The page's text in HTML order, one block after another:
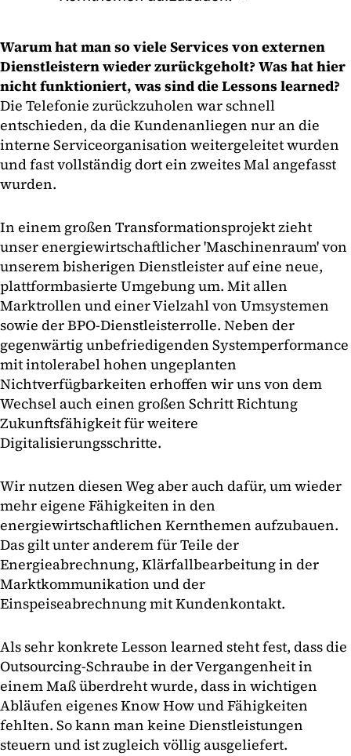
Warum hat man so viele Services von externen
Dienstleistern wieder zurückgeholt? Was hat hier
nicht funktioniert, was sind die Lessons learned?
Die Telefonie zurückzuholen war schnell
entschieden, da die Kundenanliegen nur an die
interne Serviceorganisation weitergeleitet wurden
und fast vollständig dort ein zweites Mal angefasst
wurden.
In einem großen Transformationsprojekt zieht
unser energiewirtschaftlicher 'Maschinenraum' von
unserem bisherigen Dienstleister auf eine neue,
plattformbasierte Umgebung um. Mit allen
Marktrollen und einer Vielzahl von Umsystemen
sowie der BPO-Dienstleisterrolle. Neben der
gegenwärtig unbefriedigenden Systemperformance
mit intolerabel hohen ungeplanten
Nichtverfügbarkeiten erhoffen wir uns von dem
Wechsel auch einen großen Schritt Richtung
Zukunftsfähigkeit für weitere
Digitalisierungsschritte.
Wir nutzen diesen Weg aber auch dafür, um wieder
mehr eigene Fähigkeiten in den
energiewirtschaftlichen Kernthemen aufzubauen.
Das gilt unter anderem für Teile der
Energieabrechnung, Klärfallbearbeitung in der
Marktkommunikation und der
Einspeiseabrechnung mit Kundenkontakt.
Als sehr konkrete Lesson learned steht fest, dass die
Outsourcing-Schraube in der Vergangenheit in
einem Maß überdreht wurde, dass in wichtigen
Abläufen eigenes Know How und Fähigkeiten
fehlten. So kann man keine Dienstleistungen
steuern und ist zugleich völlig ausgeliefert.